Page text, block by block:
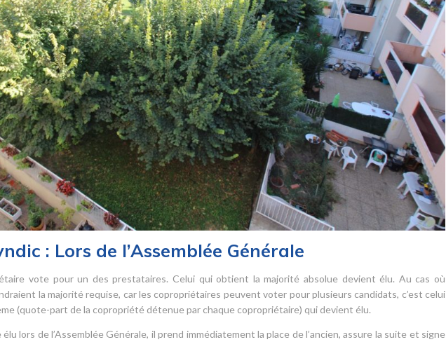
: Lors de l’Assemblée Générale
vote pour un des prestataires. Celui qui obtient la majorité absolue devient élu. Au cas où
la majorité requise, car les copropriétaires peuvent voter pour plusieurs candidats, c’est celui
(quote-part de la copropriété détenue par chaque copropriétaire) qui devient élu.
lors de l’Assemblée Générale, il prend immédiatement la place de l’ancien, assure la suite et signe